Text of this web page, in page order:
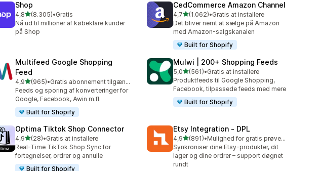
Shop
4,8ud af 5 stjerner
(8.305)
8305 anmeldelser i alt
•Gratis
Nå ud til millioner af købeklare kunder
på Shop
CedCommerce Amazon Channel
4,7ud af 5 stjerner
(1.062)
1062 anmeldelser i alt
•Gratis at installere
Det bliver nemt at sælge på Amazon
med Amazon-salgskanalen
Built for Shopify
Multifeed Google Shopping
Feed
4,9ud af 5 stjerner
(965)
965 anmeldelser i alt
•
Gratis abonnement tilgængeligt
Feeds og sporing af konverteringer for
Google, Facebook, Awin m.fl.
Built for Shopify
Mulwi | 200+ Shopping Feeds
5,0ud af 5 stjerner
(561)
561 anmeldelser i alt
•Gratis at installere
Produktfeeds til Google Shopping,
Facebook, tilpassede feeds med mere
Built for Shopify
Optima Tiktok Shop Connector
4,9ud af 5 stjerner
(28)
28 anmeldelser i alt
•Gratis at installere
Real-Time TikTok Shop Sync for
fortegnelser, ordrer og annulle
Built for Shopify
Etsy Integration ‑ DPL
4,9ud af 5 stjerner
(891)
891 anmeldelser i alt
•
Mulighed for gratis prøveperiode
Synkroniser dine Etsy-produkter, dit
lager og dine ordrer – support døgnet
rundt